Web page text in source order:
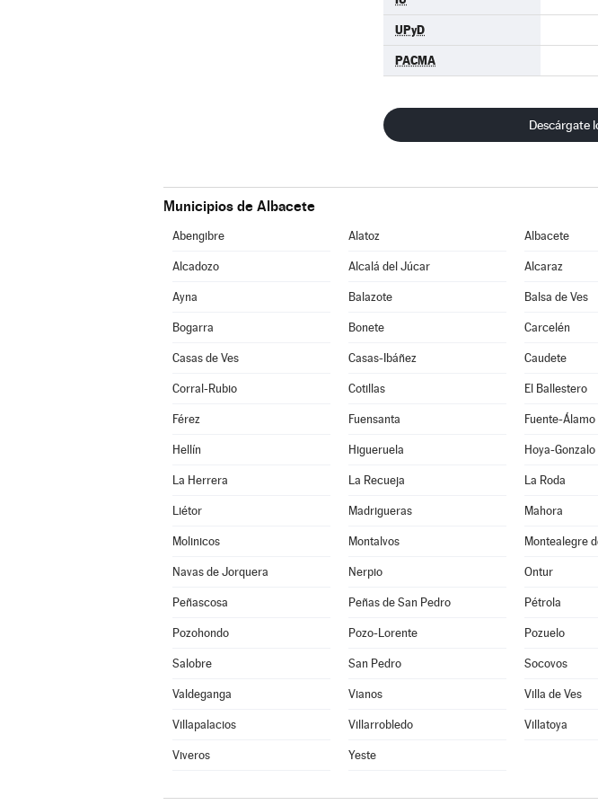
UPyD
PACMA
Descárgate
Municipios de Albacete
Abengibre Alatoz Albacete
Alcadozo Alcalá del Júcar Alcaraz
Ayna Balazote Balsa de Ves
Bogarra Bonete Carcelén
Casas de Ves Casas-Ibáñez Caudete
Corral-Rubio Cotillas El Ballestero
Férez Fuensanta Fuente-Álamo
Hellín Higueruela Hoya-Gonzalo
La Herrera La Recueja La Roda
Liétor Madrigueras Mahora
Molinicos Montalvos Montealegre
Navas de Jorquera Nerpio Ontur
Peñascosa Peñas de San Pedro Pétrola
Pozohondo Pozo-Lorente Pozuelo
Salobre San Pedro Socovos
Valdeganga Vianos Villa de Ves
Villapalacios Villarrobledo Villatoya
Viveros Yeste